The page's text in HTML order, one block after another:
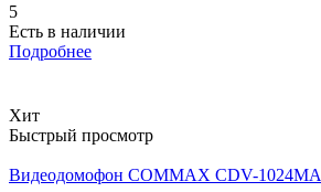
5
Есть в наличии
Подробнее
Хит
Быстрый просмотр
Видеодомофон COMMAX CDV-1024MA